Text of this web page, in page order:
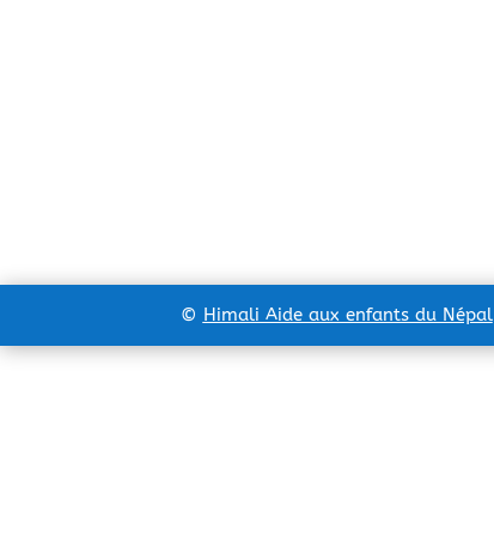
© Himali Aide aux enfants du Népal